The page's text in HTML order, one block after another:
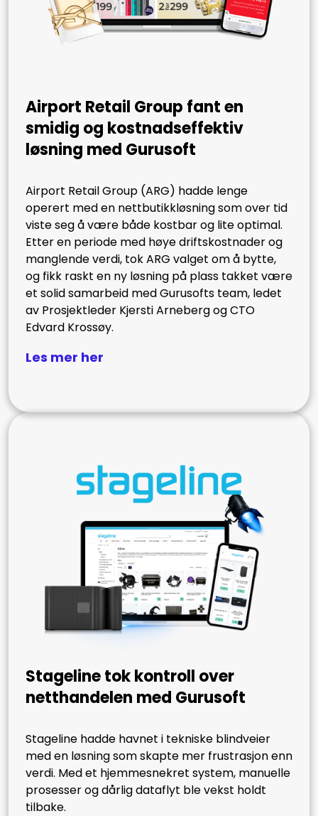
Stageline tok kontroll over
netthandelen med Gurusoft
Stageline hadde havnet i tekniske blindveier
med en løsning som skapte mer frustrasjon enn
verdi. Med et hjemmesnekret system, manuelle
prosesser og dårlig dataflyt ble vekst holdt
tilbake.
Airport Retail Group fant en
smidig og kostnadseffektiv
løsning med Gurusoft
Airport Retail Group (ARG) hadde lenge
operert med en nettbutikkløsning som over tid
viste seg å være både kostbar og lite optimal.
Etter en periode med høye driftskostnader og
manglende verdi, tok ARG valget om å bytte,
og fikk raskt en ny løsning på plass takket være
et solid samarbeid med Gurusofts team, ledet
av Prosjektleder Kjersti Arneberg og CTO
Edvard Krossøy.
Les mer her